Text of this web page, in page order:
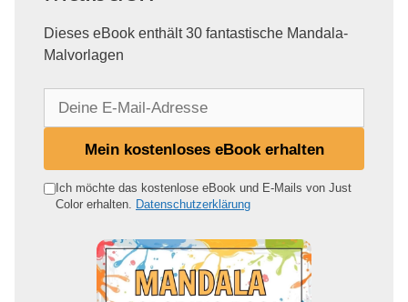
Dieses eBook enthält 30 fantastische Mandala-
Malvorlagen
e
Mein kostenloses eBook erhalten
Ich möchte das kostenlose eBook und E-Mails von Just
Color erhalten.
Datenschutzerklärung